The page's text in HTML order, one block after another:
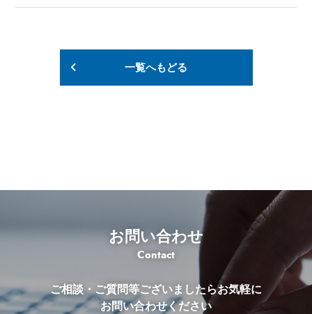
一覧へもどる
お問い合わせ
Contact
ご相談・ご質問等ございましたらお気軽に
お問い合わせください